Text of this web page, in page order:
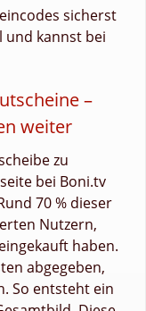
sicherst
und kannst bei
–
weiter
zu
bei Boni.tv
70 % dieser
Nutzern,
haben.
abgegeben,
So entsteht ein